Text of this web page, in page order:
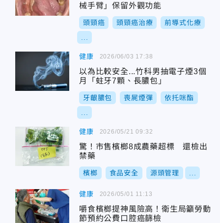
械手臂」保留外觀功能
頭頸癌 頭頸癌治療 前導式化療
健康
以為比較安全...竹科男抽電子煙3個
月「蛀牙7顆、長膿包」
牙齦膿包 喪屍煙彈 依托咪酯
2026/06/03 17:38
健康
驚！市售檳榔8成農藥超標 還檢出
禁藥
檳榔 食品安全 源頭管理
2026/05/21 09:32
健康
嚼食檳榔提神風險高！衛生局籲勞動
節預約公費口腔癌篩檢
2026/05/01 11:13